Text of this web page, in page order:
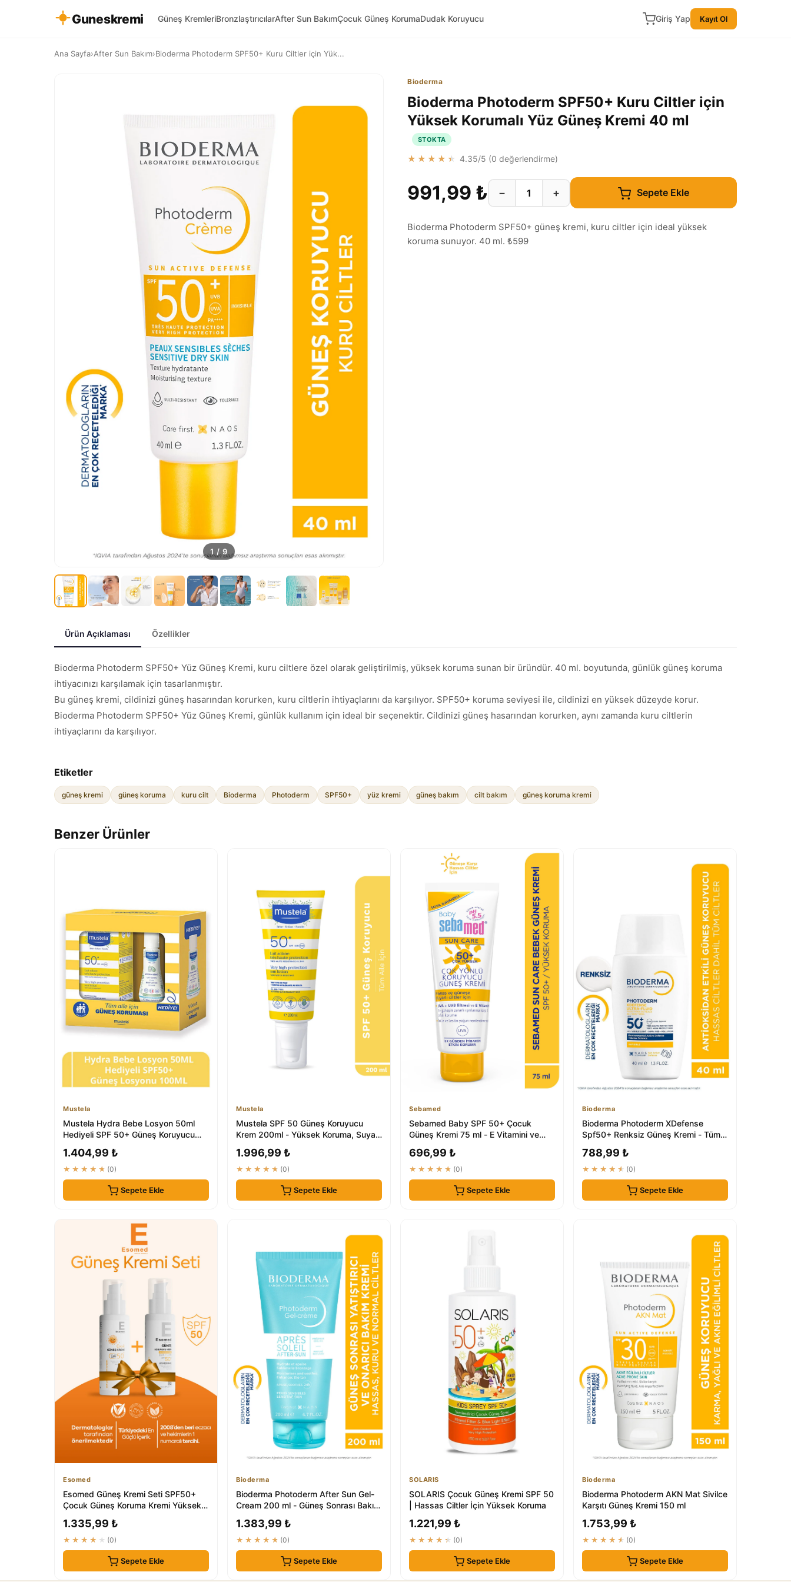
Guneskremi Güneş KremleriBronzlaştırıcılarAfter Sun BakımÇocuk Güneş KorumaDudak Koruyucu Giriş Yap Kayıt Ol
Ana Sayfa›After Sun Bakım›Bioderma Photoderm SPF50+ Kuru Ciltler için Yük...
1 / 9
Bioderma
Bioderma Photoderm SPF50+ Kuru Ciltler için
Yüksek Korumalı Yüz Güneş Kremi 40 ml
STOKTA
★★★★★ 4.35/5 (0 değerlendirme)
991,99 ₺ − + Sepete Ekle
Bioderma Photoderm SPF50+ güneş kremi, kuru ciltler için ideal yüksek
koruma sunuyor. 40 ml. ₺599
Ürün Açıklaması Özellikler
Bioderma Photoderm SPF50+ Yüz Güneş Kremi, kuru ciltlere özel olarak geliştirilmiş, yüksek koruma sunan bir üründür. 40 ml. boyutunda, günlük güneş koruma
ihtiyacınızı karşılamak için tasarlanmıştır.
Bu güneş kremi, cildinizi güneş hasarından korurken, kuru ciltlerin ihtiyaçlarını da karşılıyor. SPF50+ koruma seviyesi ile, cildinizi en yüksek düzeyde korur.
Bioderma Photoderm SPF50+ Yüz Güneş Kremi, günlük kullanım için ideal bir seçenektir. Cildinizi güneş hasarından korurken, aynı zamanda kuru ciltlerin
ihtiyaçlarını da karşılıyor.
Etiketler
güneş kremi güneş koruma kuru cilt Bioderma Photoderm SPF50+ yüz kremi güneş bakım cilt bakım güneş koruma kremi
Benzer Ürünler
Mustela
Mustela Hydra Bebe Losyon 50ml
Hediyeli SPF 50+ Güneş Koruyucu
1.404,99 ₺
★★★★★ (0)
Sepete Ekle
Mustela
Mustela SPF 50 Güneş Koruyucu
Krem 200ml - Yüksek Koruma, Suya
1.996,99 ₺
★★★★★ (0)
Sepete Ekle
Sebamed
Sebamed Baby SPF 50+ Çocuk
Güneş Kremi 75 ml - E Vitamini ve
696,99 ₺
★★★★★ (0)
Sepete Ekle
Bioderma
Bioderma Photoderm XDefense
Spf50+ Renksiz Güneş Kremi - Tüm
788,99 ₺
★★★★★ (0)
Sepete Ekle
Esomed
Esomed Güneş Kremi Seti SPF50+
Çocuk Güneş Koruma Kremi Yüksek
1.335,99 ₺
★★★★★ (0)
Sepete Ekle
Bioderma
Bioderma Photoderm After Sun Gel-
Cream 200 ml - Güneş Sonrası Bakım
1.383,99 ₺
★★★★★ (0)
Sepete Ekle
SOLARIS
SOLARIS Çocuk Güneş Kremi SPF 50
| Hassas Ciltler İçin Yüksek Koruma
1.221,99 ₺
★★★★★ (0)
Sepete Ekle
Bioderma
Bioderma Photoderm AKN Mat Sivilce
Karşıtı Güneş Kremi 150 ml
1.753,99 ₺
★★★★★ (0)
Sepete Ekle